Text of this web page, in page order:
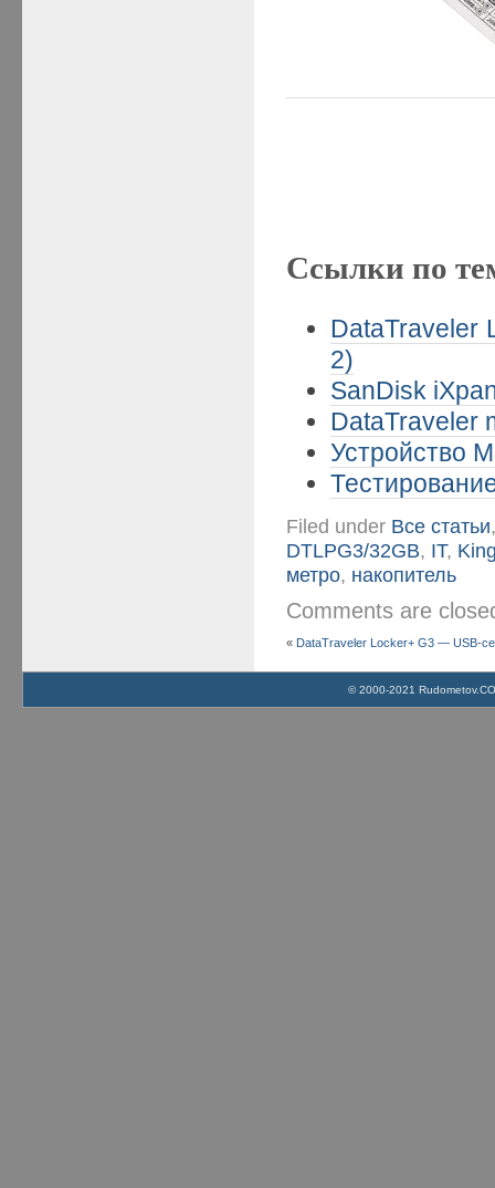
Ссылки по
DataTraveler
2)
SanDisk
DataTraveler
Устройство
Filed under Все статьи
DTLPG3/32GB, IT,
метро, накопитель
Comments are
« DataTraveler Locker+ G3 — USB-
© 2000-2021